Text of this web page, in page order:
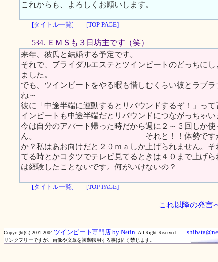
これからも、よろしくお願いします。
[タイトル一覧] [TOP PAGE]
534. ＥＭＳも３日坊主です（笑）
来年、彼氏と結婚する予定です。
それで、ブライダルエステとツインビートのどっちに
ました。
でも、ツインビートをやる暇も惜しむくらい彼とラブ
ね～
彼に「中途半端に運動するとリバウンドするぞ！」っ
インビートも中途半端だとリバウンドにつながっちゃい
今は自分のアパート帰った時だから週に２～３回しか使
ん。 それと！！体勢ですが、やっぱ
か？私はあお向けだと２０ｍａしか上げられません。
てる時とかコタツでテレビ見てるときは４０まで
は経験したことないです。何がいけないの？
[タイトル一覧] [TOP PAGE]
これ以降の発言
Copyright(C) 2001-2004 ツインビート専門店 by Netin. All Right Reserved.
リンクフリーですが、画像や文章を複製転用する事は固く禁じます。